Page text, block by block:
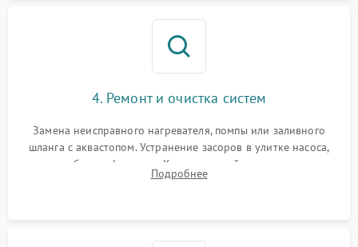
4. Ремонт и очистка систем
Замена неисправного нагревателя, помпы или заливного
шланга с аквастопом. Устранение засоров в улитке насоса,
патрубках и фильтрах. Компонентный ремонт платы
управления, восстановление поврежденной проводки.
Подробнее